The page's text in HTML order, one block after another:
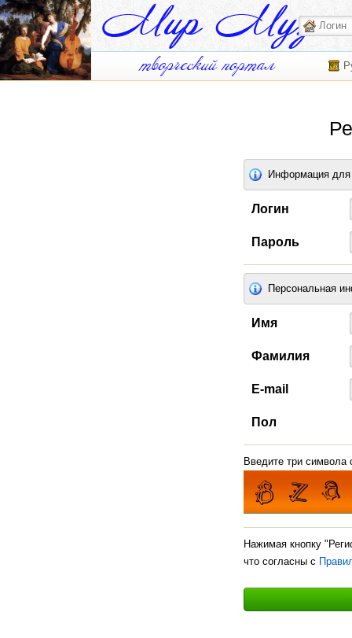
Информация для
Логин
Пароль
Персональная
Имя
Фамилия
E-mail
Пол
Введите три символа
Нажимая кнопку
что согласны с